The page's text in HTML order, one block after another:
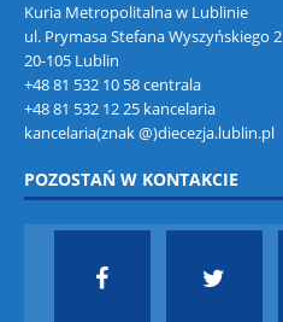
Kuria Metropolitalna w Lublinie
ul. Prymasa Stefana Wyszyńskiego 2
20-105 Lublin
+48 81 532 10 58 centrala
+48 81 532 12 25 kancelaria
kancelaria(znak @)diecezja.lublin.pl
POZOSTAŃ W KONTAKCIE